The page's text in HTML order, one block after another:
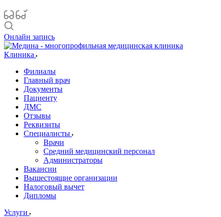
Онлайн запись
Клиника
Филиалы
Главный врач
Документы
Пациенту
ДМС
Отзывы
Реквизиты
Специалисты
Врачи
Средний медицинский персонал
Администраторы
Вакансии
Вышестоящие организации
Налоговый вычет
Дипломы
Услуги